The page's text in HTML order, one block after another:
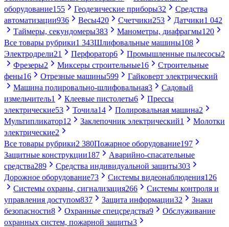
оборудование155 Геодезические приборы32
Средства
автоматизации936 Весы420 Счетчики253 Датчики1 042
Таймеры, секундомеры383 Манометры, диафрагмы120
Все товары рубрики1 343Шлифовальные машины108
Электродрели21 Перфоратор6 Промышленные пылесосы2
Фрезеры2 Миксеры строительные16
Строительные
фены16 Отрезные машины599
Гайковерт электрический
Машина полировально-шлифовальная3
Садовый
измельчитель1 Клеевые пистолеты6
Прессы
электрические53 Точила14 Полировальная машина2
Мультипликатор12 Заклепочник электрический1
Молотки
электрические2
Все товары рубрики2 380Пожарное оборудование197
Защитные конструкции187
Аварийно-спасательные
средства289 Средства индивидуальной защиты303
Дорожное оборудование73 Системы видеонаблюдения126
Системы охраны, сигнализация266
Системы контроля и
управления доступом837 Защита информации32
Знаки
безопасности8 Охранные спецсредства9
Обслуживание
охранных систем, пожарной защиты3